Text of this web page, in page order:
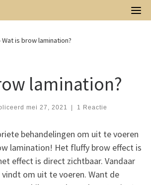
Wat is brow lamination?
lamination?
mei 27, 2021 1 Reactie
behandelingen om uit te voeren
lamination! Het fluffy brow effect is
effect is direct zichtbaar. Vandaar
om uit te voeren. Want de